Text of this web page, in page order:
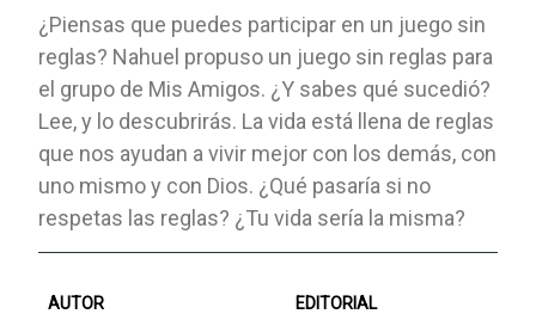
¿Piensas que puedes participar en un juego sin
reglas? Nahuel propuso un juego sin reglas para
el grupo de Mis Amigos. ¿Y sabes qué sucedió?
Lee, y lo descubrirás. La vida está llena de reglas
que nos ayudan a vivir mejor con los demás, con
uno mismo y con Dios. ¿Qué pasaría si no
respetas las reglas? ¿Tu vida sería la misma?
AUTOR EDITORIAL